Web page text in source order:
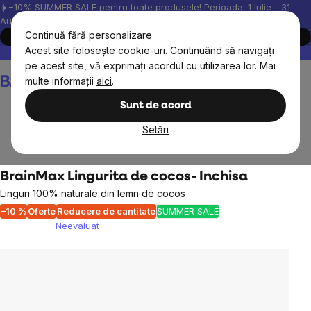
Continuă fără personalizare
Acest site folosește cookie-uri. Continuând să navigați
pe acest site, vă exprimați acordul cu utilizarea lor. Mai
multe informații aici.
Sunt de acord
Setări
Treci
la
conținut
☀️−10% SUMMER SALE pentru toate produsele! Perioada: 1 Iulie - 31
August, 2026.
Cumpără acum
Peste 200.000 de recenzii verificate
Produsele noastre sunt
Coş
de
BrainMax Lingurita de cocos- Inchisa
Linguri 100% naturale din lemn de cocos
–10 % OferteReducere de cantitateSUMMER SALE
Neevaluat